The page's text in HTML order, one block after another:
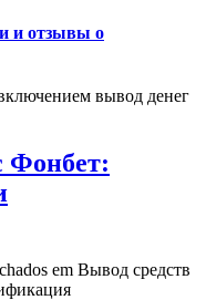
и отзывы о
вывод денег
Фонбет:
em Вывод средств